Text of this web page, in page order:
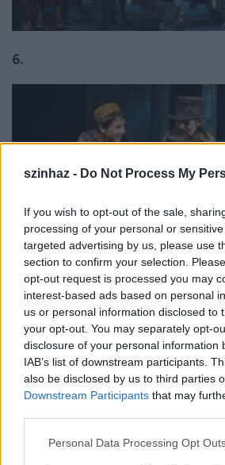
szinhaz - Do Not Process My
If you wish to opt-out of the sale,
processing of your personal or
targeted advertising by us, please use
section to confirm your selection.
opt-out request is processed you may
interest-based ads based on personal
us or personal information disclosed to
your opt-out. You may separately opt-
disclosure of your personal information
IAB’s list of downstream participants.
also be disclosed by us to third parties
Downstream Participants that may
Please note that this website/app uses
Personal Data Processing Opt
6.